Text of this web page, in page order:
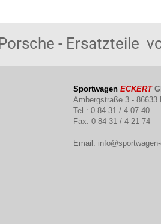
- Ersatzteile
Sportwagen ECKERT
Ambergstraße 3 - 86633
Tel.: 0 84 31 / 4 07 40
Fax: 0 84 31 / 4 21 74
Email: